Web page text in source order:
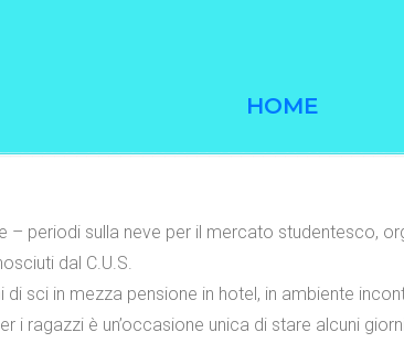
HOME
– periodi sulla neve per il mercato studentesco,
dal C.U.S.
sci in mezza pensione in hotel, in ambiente
i ragazzi è un’occasione unica di stare alcuni